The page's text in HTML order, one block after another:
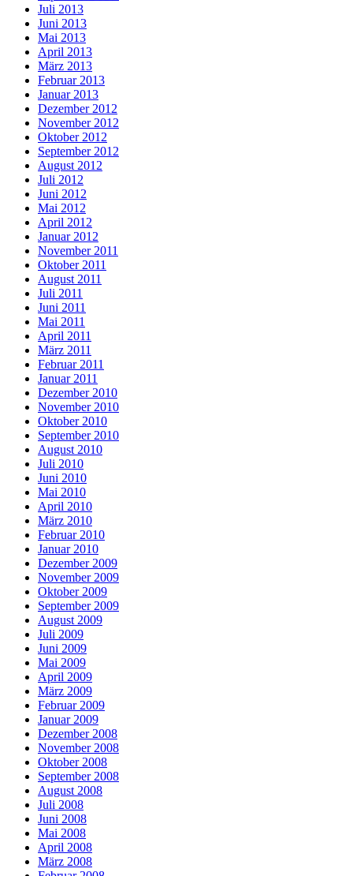
Juli 2013
Juni 2013
Mai 2013
April 2013
März 2013
Februar 2013
Januar 2013
Dezember 2012
November 2012
Oktober 2012
September 2012
August 2012
Juli 2012
Juni 2012
Mai 2012
April 2012
Januar 2012
November 2011
Oktober 2011
August 2011
Juli 2011
Juni 2011
Mai 2011
April 2011
März 2011
Februar 2011
Januar 2011
Dezember 2010
November 2010
Oktober 2010
September 2010
August 2010
Juli 2010
Juni 2010
Mai 2010
April 2010
März 2010
Februar 2010
Januar 2010
Dezember 2009
November 2009
Oktober 2009
September 2009
August 2009
Juli 2009
Juni 2009
Mai 2009
April 2009
März 2009
Februar 2009
Januar 2009
Dezember 2008
November 2008
Oktober 2008
September 2008
August 2008
Juli 2008
Juni 2008
Mai 2008
April 2008
März 2008